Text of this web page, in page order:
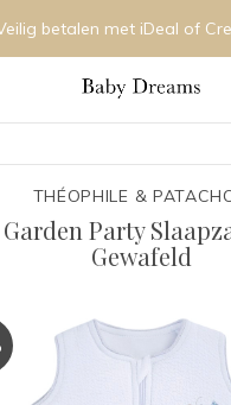
betalen met iDeal of
THÉOPHILE &
Party
Gewafeld